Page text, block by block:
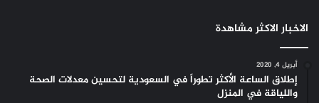
الاخبار الاكثر مشاهدة
أبريل 4, 2020
إطلاق الساعة الأكثر تطوراً في السعودية لتحسين معدلات الصحة
واللياقة في المنزل